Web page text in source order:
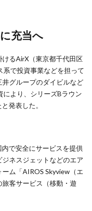
充当へ
けるAirX（東京都千代田区
で投資事業などを担って
グループのダイビルなど
より、シリーズBラウン
発表した。
で安全にサービスを提供
ネスジェットなどのエア
ム「AIROS Skyview（エ
客サービス（移動・遊